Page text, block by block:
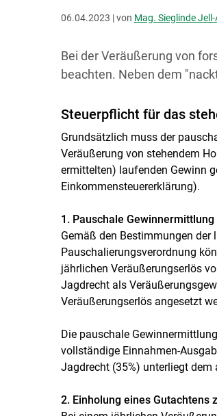
06.04.2023 | von Mag. Sieglinde
Bei der Veräußerung von
beachten. Neben dem
Steuerpflicht für das
Grundsätzlich muss der
Veräußerung von stehendem
ermittelten) laufenden Gewinn
Einkommensteuererklärung).
1. Pauschale Gewinnermittlung
Gemäß den Bestimmungen
Pauschalierungsverordnung
jährlichen Veräußerungserlös
Jagdrecht als
Veräußerungserlös angesetzt
Die pauschale
vollständige Einnahmen-
Jagdrecht (35%) unterliegt
2. Einholung eines Gutachtens